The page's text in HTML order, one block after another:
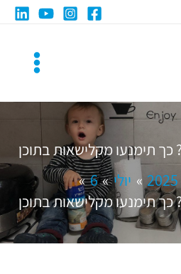
2025 יולי
6